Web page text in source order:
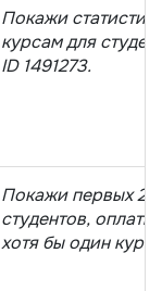
Покажи
курсам для
ID 1491273.
Покажи первых 20
студентов,
хотя бы один курс.